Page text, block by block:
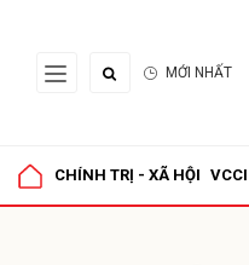
MỚI NHẤT
CHÍNH TRỊ - XÃ HỘI VCCI